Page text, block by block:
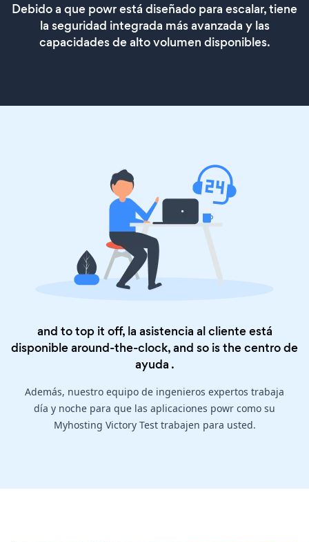
Debido a que powr está diseñado para escalar, tiene
la seguridad integrada más avanzada y las
capacidades de alto volumen disponibles.
and to top it off, la asistencia al cliente está
disponible around-the-clock, and so is thecentro de
ayuda .
Además, nuestro equipo de ingenieros expertos trabaja
día y noche para que las aplicaciones powr como su
Myhosting Victory Test trabajen para usted.